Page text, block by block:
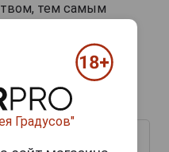
тем самым
уровня качества
лет
Градусов"